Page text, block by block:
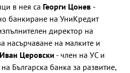
в нея са Георги Цонев -
банкиране на УниКредит
директор на
насърчаване на малките и
Иван Церовски - член на УС и
Българска банка за развитие,